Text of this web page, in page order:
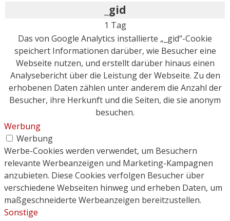
_gid
1 Tag
Das von Google Analytics installierte „_gid“-Cookie
speichert Informationen darüber, wie Besucher eine
Webseite nutzen, und erstellt darüber hinaus einen
Analysebericht über die Leistung der Webseite. Zu den
erhobenen Daten zählen unter anderem die Anzahl der
Besucher, ihre Herkunft und die Seiten, die sie anonym
besuchen.
Werbung
Werbung
Werbe-Cookies werden verwendet, um Besuchern
relevante Werbeanzeigen und Marketing-Kampagnen
anzubieten. Diese Cookies verfolgen Besucher über
verschiedene Webseiten hinweg und erheben Daten, um
maßgeschneiderte Werbeanzeigen bereitzustellen.
Sonstige